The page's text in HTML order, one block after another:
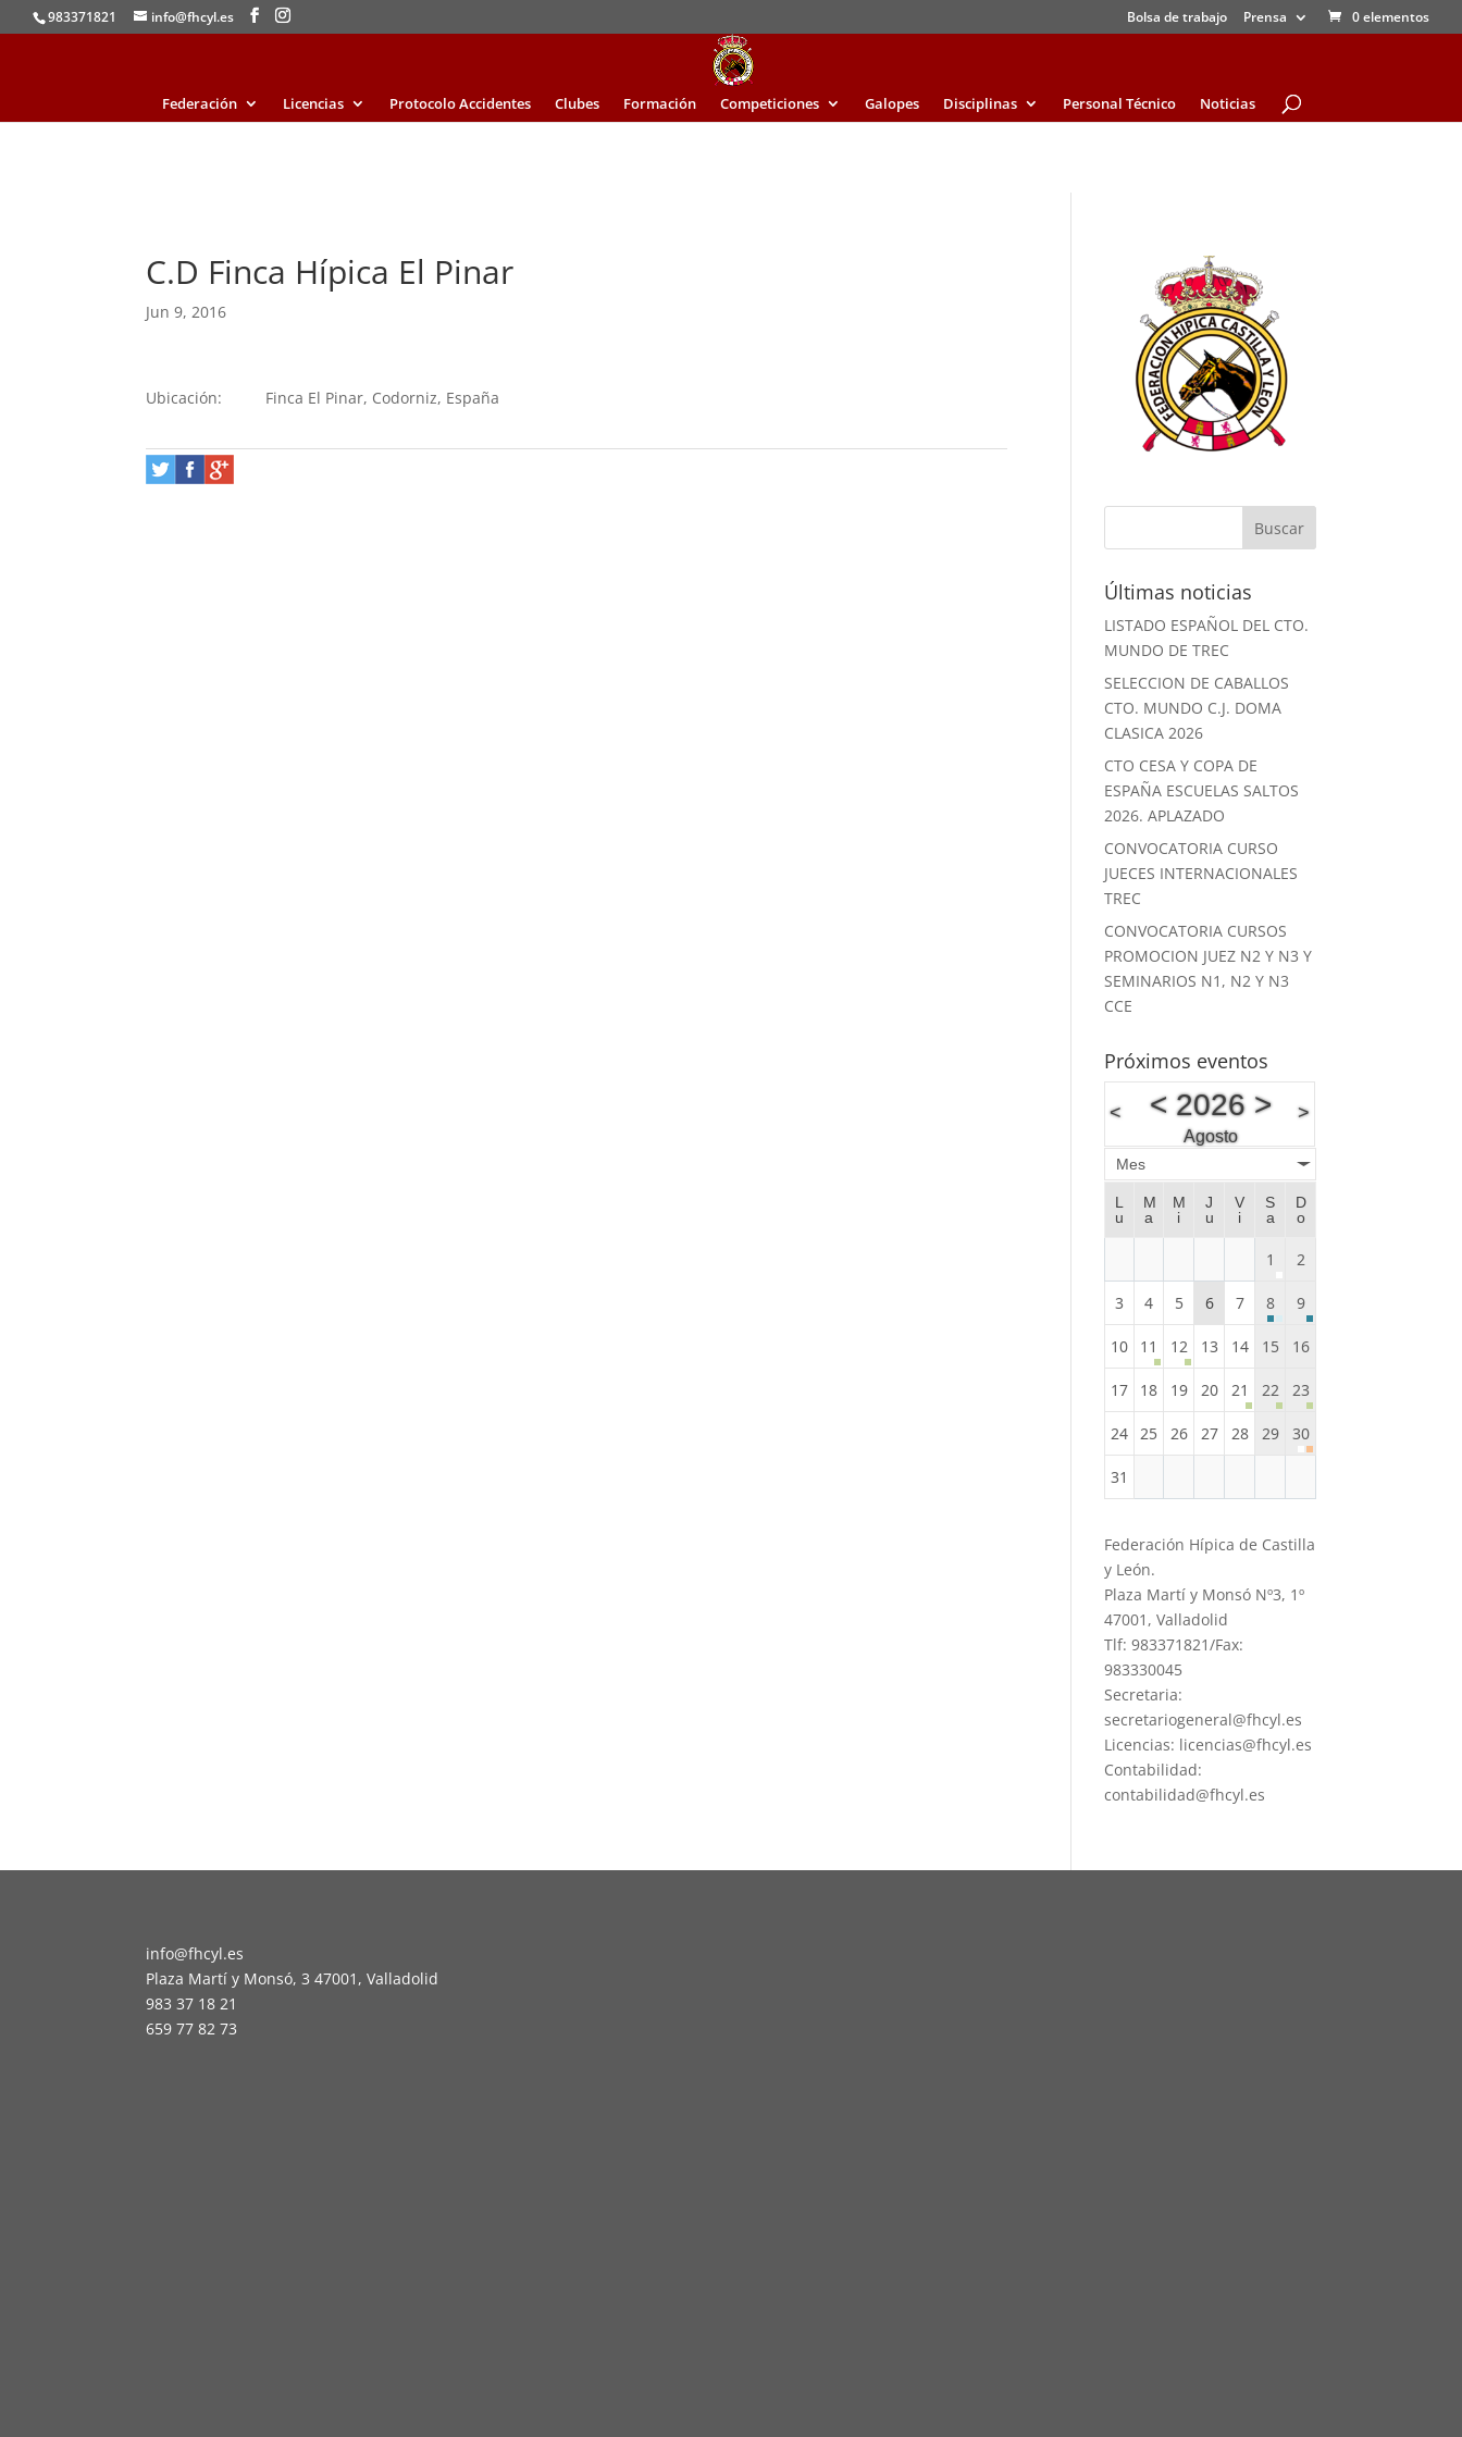
983371821 info@fhcyl.es Bolsa de trabajo Prensa 0 elementos
Federación Licencias Protocolo Accidentes Clubes Formación Competiciones Galopes Disciplinas Personal Técnico Noticias
C.D Finca Hípica El Pinar
Jun 9, 2016
Ubicación: Finca El Pinar, Codorniz, España
Últimas noticias
LISTADO ESPAÑOL DEL CTO.
MUNDO DE TREC
SELECCION DE CABALLOS
CTO. MUNDO C.J. DOMA
CLASICA 2026
CTO CESA Y COPA DE
ESPAÑA ESCUELAS SALTOS
2026. APLAZADO
CONVOCATORIA CURSO
JUECES INTERNACIONALES
TREC
CONVOCATORIA CURSOS
PROMOCION JUEZ N2 Y N3 Y
SEMINARIOS N1, N2 Y N3
CCE
Próximos eventos
< <2026 >
Agosto
>
Mes
L
u
M
a
M
i
J
u
V
i
S
a
D
o
1 2
3 4 5 6 7 8 9
10 11 12 13 14 15 16
17 18 19 20 21 22 23
24 25 26 27 28 29 30
31
Federación Hípica de Castilla
y León.
Plaza Martí y Monsó Nº3, 1º
47001, Valladolid
Tlf: 983371821/Fax:
983330045
Secretaria:
secretariogeneral@fhcyl.es
Licencias: licencias@fhcyl.es
Contabilidad:
contabilidad@fhcyl.es
info@fhcyl.es
Plaza Martí y Monsó, 3 47001, Valladolid
983 37 18 21
659 77 82 73